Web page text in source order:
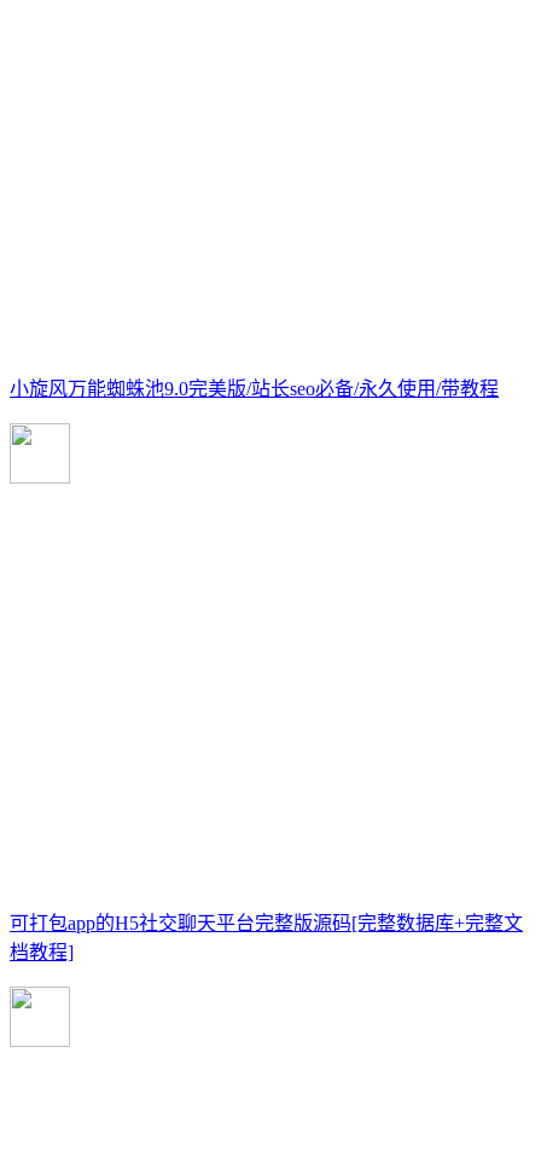
小旋风万能蜘蛛池9.0完美版/站长seo必备/永久使用/带教程
可打包app的H5社交聊天平台完整版源码[完整数据库+完整文
档教程]